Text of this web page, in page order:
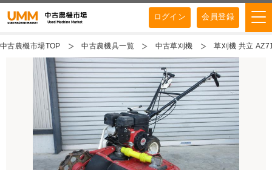
ログイン 会員登録
中古農機市場TOP 中古農機具一覧 中古草刈機 草刈機 共立